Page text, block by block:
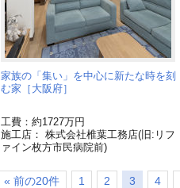
家族の「集い」を中心に新たな時を刻
む家［大阪府］
工費：約1727万円
施工店： 株式会社椎葉工務店(旧:リフ
ァイン枚方市民病院前)
« 前の20件 1 2 3 4